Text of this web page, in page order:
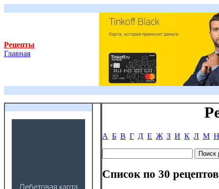
Рецепты
Главная
А Б В Г Д Е Ж З И К Л М Н
Список по 30